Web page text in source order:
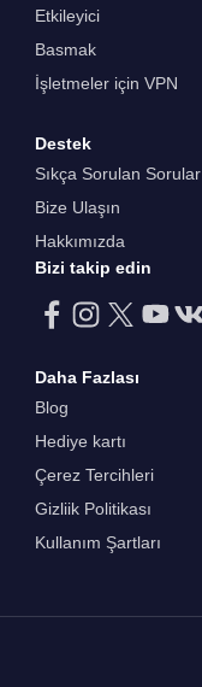
Etkileyici
Basmak
İşletmeler için VPN
Destek
Sıkça Sorulan Sorular
Bize Ulaşın
Hakkımızda
Bizi takip edin
Daha Fazlası
Blog
Hediye kartı
Çerez Tercihleri
Gizliik Politikası
Kullanım Şartları